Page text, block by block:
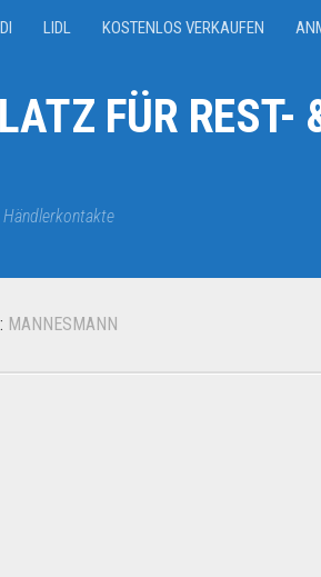
LIDL KOSTENLOS VERKAUFEN
FÜR REST-
MANNESMANN